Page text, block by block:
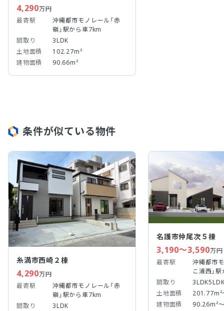
4,290万円
最寄駅
沖縄都市モノレール「赤
嶺」駅から車7km
間取り
3LDK
土地面積
102.27m²
建物面積
90.66m²
条件が似ている物件
糸満市西崎２棟
4,290万円
最寄駅
沖縄都市モノレール「赤
嶺」駅から車7km
間取り
3LDK
名護市仲尾次５棟
3,190～3,590万円
最寄駅
沖縄都市
こ浦西」
間取り
土地面積
201.77m²
建物面積
90.26m²